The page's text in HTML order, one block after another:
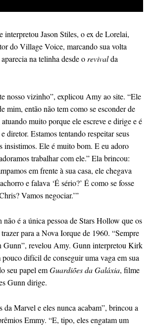
interpretou Jason Stiles, o ex de Lorelai,
do Village Voice, marcando sua volta
na telinha desde o revivalda
nosso vizinho”, explicou Amy ao site. “Ele
mim, então não tem como se esconder de
muito porque ele escreve e dirige e é
diretor. Estamos tentando respeitar seus
insistimos. Ele é muito bom. E eu adoro
trabalhar com ele.” Ela brincou:
em frente à sua casa, ele chegava
e falava ‘É sério?’ É como se fosse
Vamos negociar.’”
é a única pessoa de Stars Hollow que os
para a Nova Iorque de 1960. “Sempre
Gunn”, revelou Amy. Gunn interpretou Kirk
pouco difícil de conseguir uma vaga em sua
seu papel emGuardiões da Galáxia, filme
Gunn dirige.
da Marvel e eles nunca acabam”, brincou a
Emmy. “E, tipo, eles engatam um